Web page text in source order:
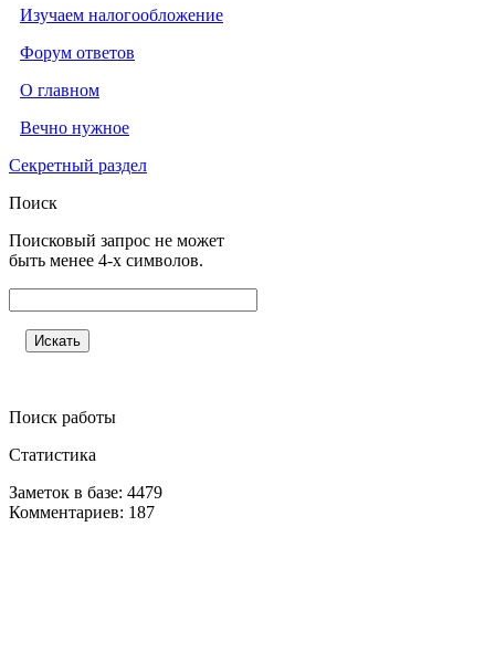
Изучаем налогообложение
Форум ответов
О главном
Вечно нужное
Секретный раздел
Поиск
Поисковый запрос не может
быть менее 4-х символов.
Поиск работы
Статистика
Заметок в базе: 4479
Комментариев: 187